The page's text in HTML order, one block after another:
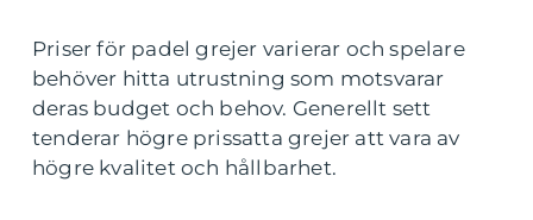
Priser för padel grejer varierar och spelare
behöver hitta utrustning som motsvarar
deras budget och behov. Generellt sett
tenderar högre prissatta grejer att vara av
högre kvalitet och hållbarhet.